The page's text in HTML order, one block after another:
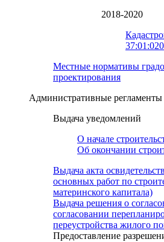
2018-2020
Местные нормативы
проектирования
Административные регламенты
Выдача уведомлений
О начале
Об окончании
Выдача акта
основных работ по
материнского капитала)
Выдача решения о
согласовании
переустройства жилого
Предоставление